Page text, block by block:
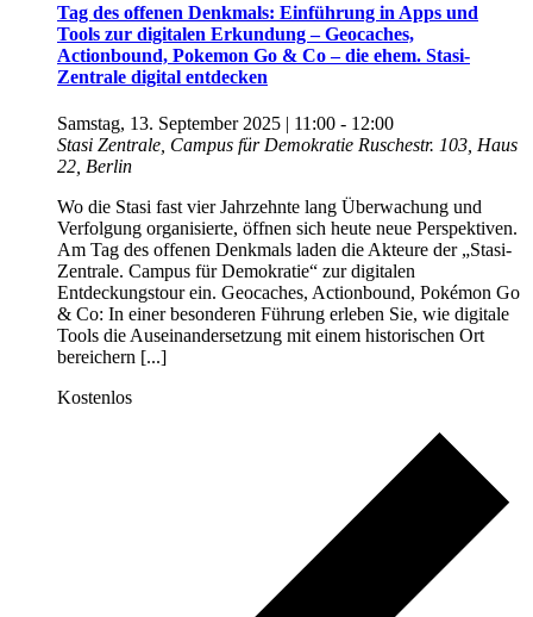
Tag des offenen Denkmals: Einführung in Apps und
Tools zur digitalen Erkundung – Geocaches,
Actionbound, Pokemon Go & Co – die ehem. Stasi-
Zentrale digital entdecken
Samstag, 13. September 2025 | 11:00 - 12:00
Stasi Zentrale, Campus für Demokratie Ruschestr. 103, Haus
22, Berlin
Wo die Stasi fast vier Jahrzehnte lang Überwachung und
Verfolgung organisierte, öffnen sich heute neue Perspektiven.
Am Tag des offenen Denkmals laden die Akteure der „Stasi-
Zentrale. Campus für Demokratie“ zur digitalen
Entdeckungstour ein. Geocaches, Actionbound, Pokémon Go
& Co: In einer besonderen Führung erleben Sie, wie digitale
Tools die Auseinandersetzung mit einem historischen Ort
bereichern [...]
Kostenlos